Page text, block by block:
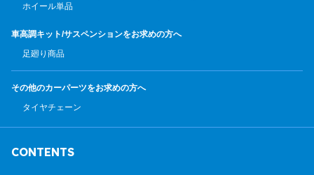
ホイール単品
車高調キット/サスペンションをお求めの方へ
足廻り商品
その他のカーパーツをお求めの方へ
タイヤチェーン
CONTENTS